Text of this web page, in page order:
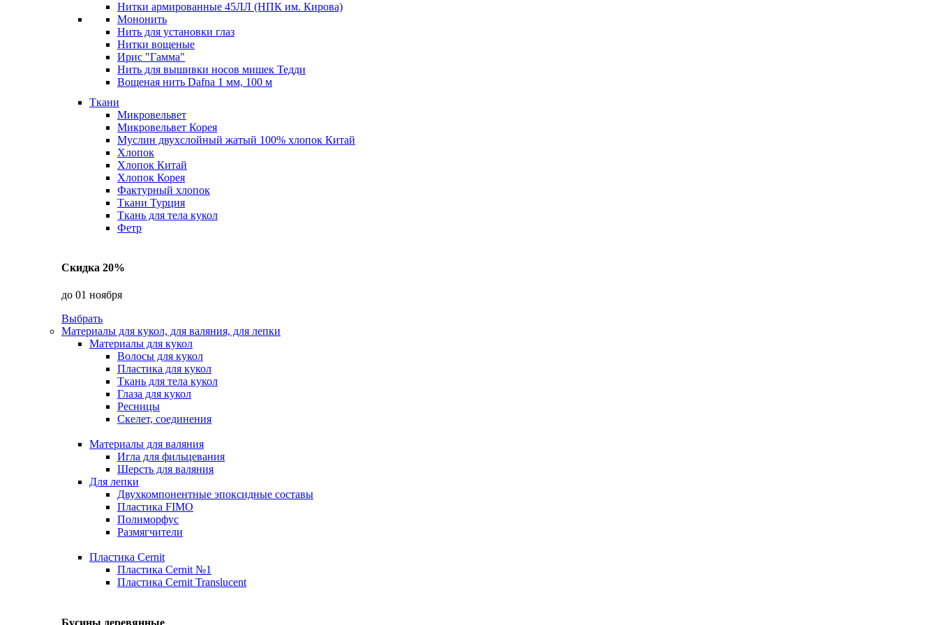
Нитки армированные 45ЛЛ (НПК им. Кирова)
Мононить
Нить для установки глаз
Нитки вощеные
Ирис "Гамма"
Нить для вышивки носов мишек Тедди
Вощеная нить Dafna 1 мм, 100 м
Ткани
Микровельвет
Микровельвет Корея
Муслин двухслойный жатый 100% хлопок Китай
Хлопок
Хлопок Китай
Хлопок Корея
Фактурный хлопок
Ткани Турция
Ткань для тела кукол
Фетр
Скидка 20%
до 01 ноября
Выбрать
Материалы для кукол, для валяния, для лепки
Материалы для кукол
Волосы для кукол
Пластика для кукол
Ткань для тела кукол
Глаза для кукол
Ресницы
Скелет, соединения
Материалы для валяния
Игла для фильцевания
Шерсть для валяния
Для лепки
Двухкомпонентные эпоксидные составы
Пластика FIMO
Полиморфус
Размягчители
Пластика Cernit
Пластика Cernit №1
Пластика Cernit Translucent
Бусины деревянные